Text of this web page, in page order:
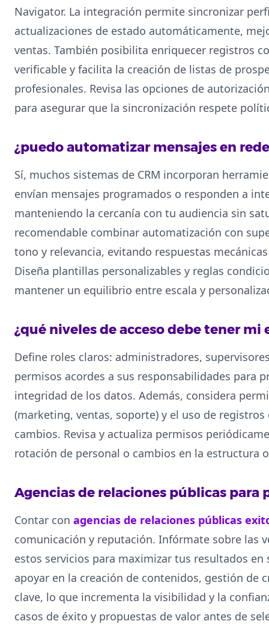
Navigator. La integración permite sincronizar
actualizaciones de estado automáticamente,
ventas. También posibilita enriquecer registros
verificable y facilita la creación de listas de
profesionales. Revisa las opciones de
para asegurar que la sincronización respete
¿puedo automatizar mensajes en
Sí, muchos sistemas de CRM incorporan
envían mensajes programados o responden a
manteniendo la cercanía con tu audiencia sin
recomendable combinar automatización con
tono y relevancia, evitando respuestas
Diseña plantillas personalizables y reglas
mantener un equilibrio entre escala y
¿qué niveles de acceso debe tener mi
Define roles claros: administradores,
permisos acordes a sus responsabilidades para
integridad de los datos. Además, considera
(marketing, ventas, soporte) y el uso de
cambios. Revisa y actualiza permisos
rotación de personal o cambios en la estructura
Agencias de relaciones públicas
Contar con agencias de relaciones públicas
comunicación y reputación. Infórmate sobre las
estos servicios para maximizar tus resultados en
apoyar en la creación de contenidos, gestión de
clave, lo que incrementa la visibilidad y la
casos de éxito y propuestas de valor antes de